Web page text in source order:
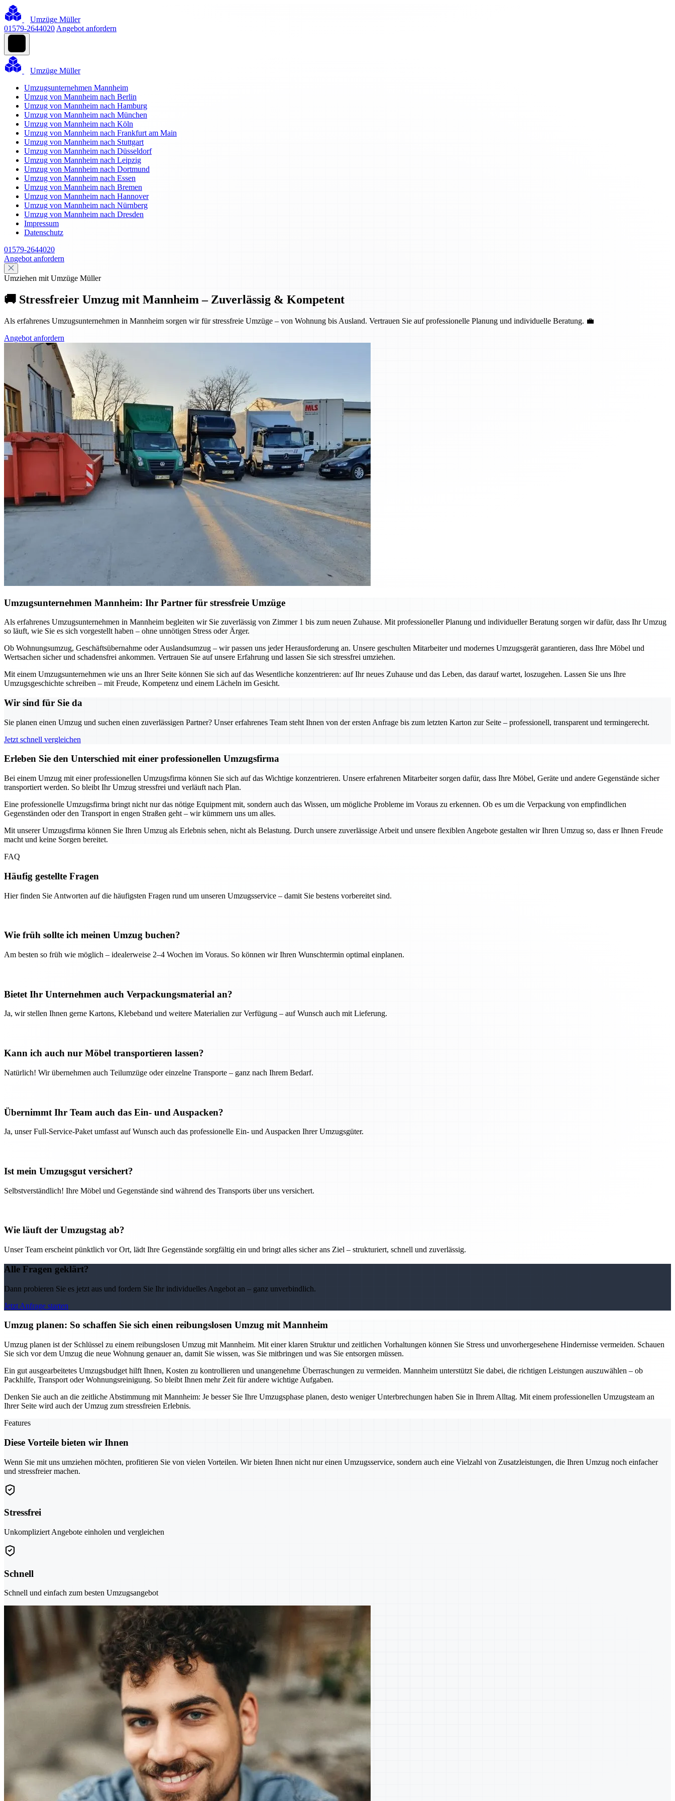
Umzüge Müller
01579-2644020 Angebot anfordern
Umzüge Müller
Umzugsunternehmen Mannheim
Umzug von Mannheim nach Berlin
Umzug von Mannheim nach Hamburg
Umzug von Mannheim nach München
Umzug von Mannheim nach Köln
Umzug von Mannheim nach Frankfurt am Main
Umzug von Mannheim nach Stuttgart
Umzug von Mannheim nach Düsseldorf
Umzug von Mannheim nach Leipzig
Umzug von Mannheim nach Dortmund
Umzug von Mannheim nach Essen
Umzug von Mannheim nach Bremen
Umzug von Mannheim nach Hannover
Umzug von Mannheim nach Nürnberg
Umzug von Mannheim nach Dresden
Impressum
Datenschutz
01579-2644020
Angebot anfordern
Umziehen mit Umzüge Müller
🚚 Stressfreier Umzug mit Mannheim – Zuverlässig & Kompetent
Als erfahrenes Umzugsunternehmen in Mannheim sorgen wir für stressfreie Umzüge – von Wohnung bis Ausland. Vertrauen Sie auf professionelle Planung und individuelle Beratung. 💼
Angebot anfordern
Umzugsunternehmen Mannheim: Ihr Partner für stressfreie Umzüge
Als erfahrenes Umzugsunternehmen in Mannheim begleiten wir Sie zuverlässig von Zimmer 1 bis zum neuen Zuhause. Mit professioneller Planung und individueller Beratung sorgen wir dafür, dass Ihr Umzug
so läuft, wie Sie es sich vorgestellt haben – ohne unnötigen Stress oder Ärger.
Ob Wohnungsumzug, Geschäftsübernahme oder Auslandsumzug – wir passen uns jeder Herausforderung an. Unsere geschulten Mitarbeiter und modernes Umzugsgerät garantieren, dass Ihre Möbel und
Wertsachen sicher und schadensfrei ankommen. Vertrauen Sie auf unsere Erfahrung und lassen Sie sich stressfrei umziehen.
Mit einem Umzugsunternehmen wie uns an Ihrer Seite können Sie sich auf das Wesentliche konzentrieren: auf Ihr neues Zuhause und das Leben, das darauf wartet, loszugehen. Lassen Sie uns Ihre
Umzugsgeschichte schreiben – mit Freude, Kompetenz und einem Lächeln im Gesicht.
Wir sind für Sie da
Sie planen einen Umzug und suchen einen zuverlässigen Partner? Unser erfahrenes Team steht Ihnen von der ersten Anfrage bis zum letzten Karton zur Seite – professionell, transparent und termingerecht.
Jetzt schnell vergleichen
Erleben Sie den Unterschied mit einer professionellen Umzugsfirma
Bei einem Umzug mit einer professionellen Umzugsfirma können Sie sich auf das Wichtige konzentrieren. Unsere erfahrenen Mitarbeiter sorgen dafür, dass Ihre Möbel, Geräte und andere Gegenstände sicher
transportiert werden. So bleibt Ihr Umzug stressfrei und verläuft nach Plan.
Eine professionelle Umzugsfirma bringt nicht nur das nötige Equipment mit, sondern auch das Wissen, um mögliche Probleme im Voraus zu erkennen. Ob es um die Verpackung von empfindlichen
Gegenständen oder den Transport in engen Straßen geht – wir kümmern uns um alles.
Mit unserer Umzugsfirma können Sie Ihren Umzug als Erlebnis sehen, nicht als Belastung. Durch unsere zuverlässige Arbeit und unsere flexiblen Angebote gestalten wir Ihren Umzug so, dass er Ihnen Freude
macht und keine Sorgen bereitet.
FAQ
Häufig gestellte Fragen
Hier finden Sie Antworten auf die häufigsten Fragen rund um unseren Umzugsservice – damit Sie bestens vorbereitet sind.
Wie früh sollte ich meinen Umzug buchen?
Am besten so früh wie möglich – idealerweise 2–4 Wochen im Voraus. So können wir Ihren Wunschtermin optimal einplanen.
Bietet Ihr Unternehmen auch Verpackungsmaterial an?
Ja, wir stellen Ihnen gerne Kartons, Klebeband und weitere Materialien zur Verfügung – auf Wunsch auch mit Lieferung.
Kann ich auch nur Möbel transportieren lassen?
Natürlich! Wir übernehmen auch Teilumzüge oder einzelne Transporte – ganz nach Ihrem Bedarf.
Übernimmt Ihr Team auch das Ein- und Auspacken?
Ja, unser Full-Service-Paket umfasst auf Wunsch auch das professionelle Ein- und Auspacken Ihrer Umzugsgüter.
Ist mein Umzugsgut versichert?
Selbstverständlich! Ihre Möbel und Gegenstände sind während des Transports über uns versichert.
Wie läuft der Umzugstag ab?
Unser Team erscheint pünktlich vor Ort, lädt Ihre Gegenstände sorgfältig ein und bringt alles sicher ans Ziel – strukturiert, schnell und zuverlässig.
Alle Fragen geklärt?
Dann probieren Sie es jetzt aus und fordern Sie Ihr individuelles Angebot an – ganz unverbindlich.
Jetzt Anfrage starten
Umzug planen: So schaffen Sie sich einen reibungslosen Umzug mit Mannheim
Umzug planen ist der Schlüssel zu einem reibungslosen Umzug mit Mannheim. Mit einer klaren Struktur und zeitlichen Vorhaltungen können Sie Stress und unvorhergesehene Hindernisse vermeiden. Schauen
Sie sich vor dem Umzug die neue Wohnung genauer an, damit Sie wissen, was Sie mitbringen und was Sie entsorgen müssen.
Ein gut ausgearbeitetes Umzugsbudget hilft Ihnen, Kosten zu kontrollieren und unangenehme Überraschungen zu vermeiden. Mannheim unterstützt Sie dabei, die richtigen Leistungen auszuwählen – ob
Packhilfe, Transport oder Wohnungsreinigung. So bleibt Ihnen mehr Zeit für andere wichtige Aufgaben.
Denken Sie auch an die zeitliche Abstimmung mit Mannheim: Je besser Sie Ihre Umzugsphase planen, desto weniger Unterbrechungen haben Sie in Ihrem Alltag. Mit einem professionellen Umzugsteam an
Ihrer Seite wird auch der Umzug zum stressfreien Erlebnis.
Features
Diese Vorteile bieten wir Ihnen
Wenn Sie mit uns umziehen möchten, profitieren Sie von vielen Vorteilen. Wir bieten Ihnen nicht nur einen Umzugsservice, sondern auch eine Vielzahl von Zusatzleistungen, die Ihren Umzug noch einfacher
und stressfreier machen.
Stressfrei
Unkompliziert Angebote einholen und vergleichen
Schnell
Schnell und einfach zum besten Umzugsangebot